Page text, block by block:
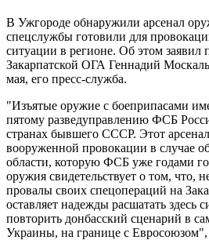
В Ужгороде обнаружили арсенал
спецслужбы готовили для
ситуации в регионе. Об этом заявил
Закарпатской ОГА Геннадий
мая, его пресс-служба.
"Изъятые оружие с боеприпасами
пятому разведуправлению ФСБ
странах бывшего СССР. Этот
вооруженной провокации в случае
области, которую ФСБ уже годами
оружия свидетельствует о том, что,
провалы своих спецопераций на
оставляет надежды расшатать здесь
повторить донбасский сценарий в
Украины, на границе с